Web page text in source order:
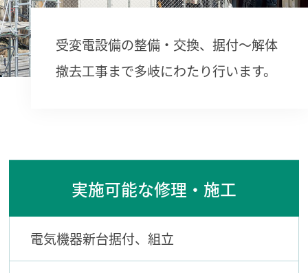
受変電設備の整備・交換、据付～解体
撤去工事まで多岐にわたり行います。
実施可能な修理・施工
電気機器新台据付、組立